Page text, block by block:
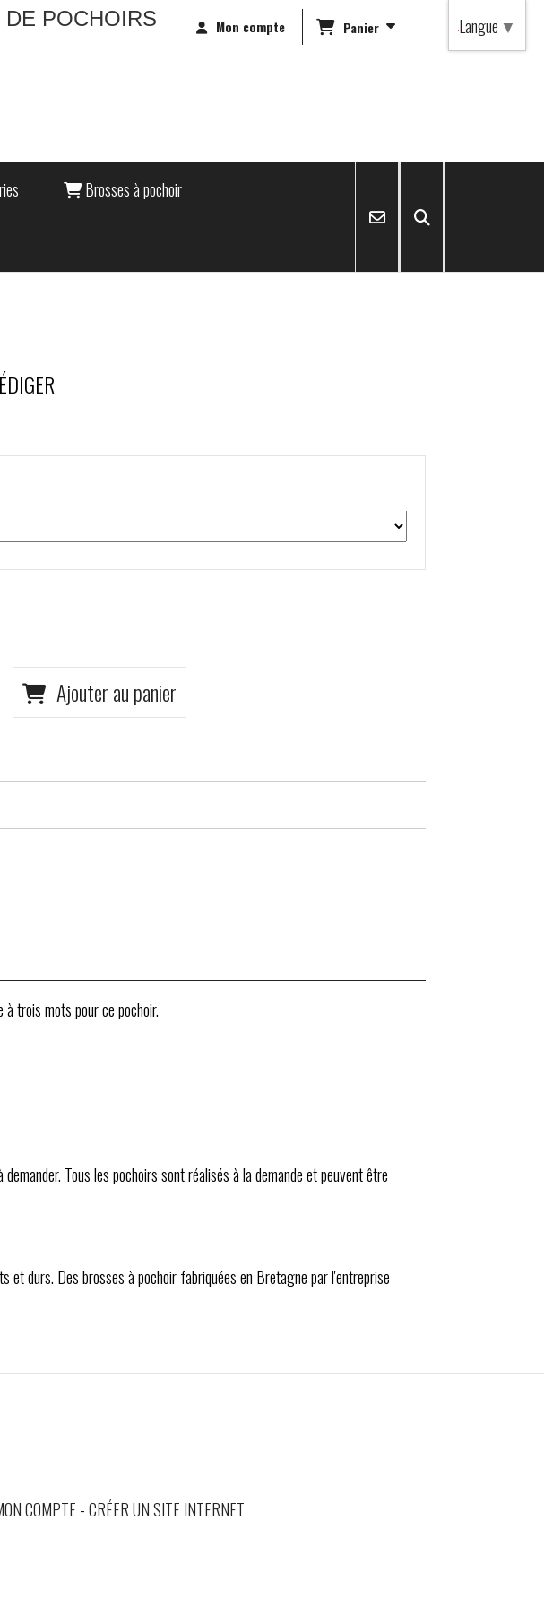
POCHOIRS Mon compte Panier
Brosses à pochoir
Ajouter au panier
trois mots pour ce pochoir.
Tous les pochoirs sont réalisés à la demande et peuvent être
et durs. Des brosses à pochoir fabriquées en Bretagne par l'entreprise
COMPTE CRÉER UN SITE INTERNET
Langue ▼